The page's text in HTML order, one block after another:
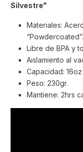
Silvestre"
Materiales:
“Powdercoated”.
Libre de BPA y
Aislamiento al
Capacidad:
Peso: 230gr.
Mantiene: 2hrs